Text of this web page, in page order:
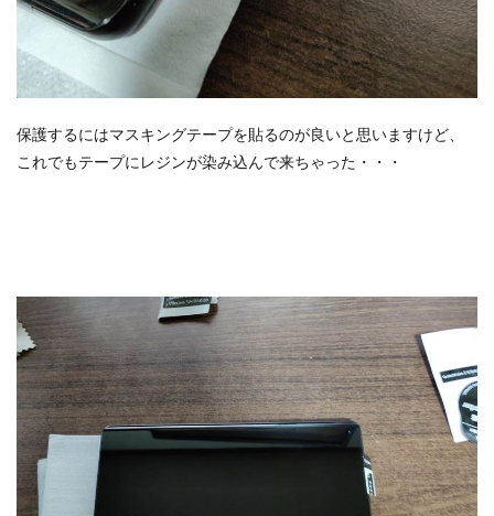
保護するにはマスキングテープを貼るのが良いと思いますけど、
これでもテープにレジンが染み込んで来ちゃった・・・